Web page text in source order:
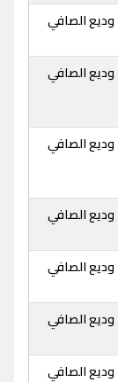
وديع الصافي
وديع الصافي
وديع الصافي
وديع الصافي
وديع الصافي
وديع الصافي
وديع الصافي